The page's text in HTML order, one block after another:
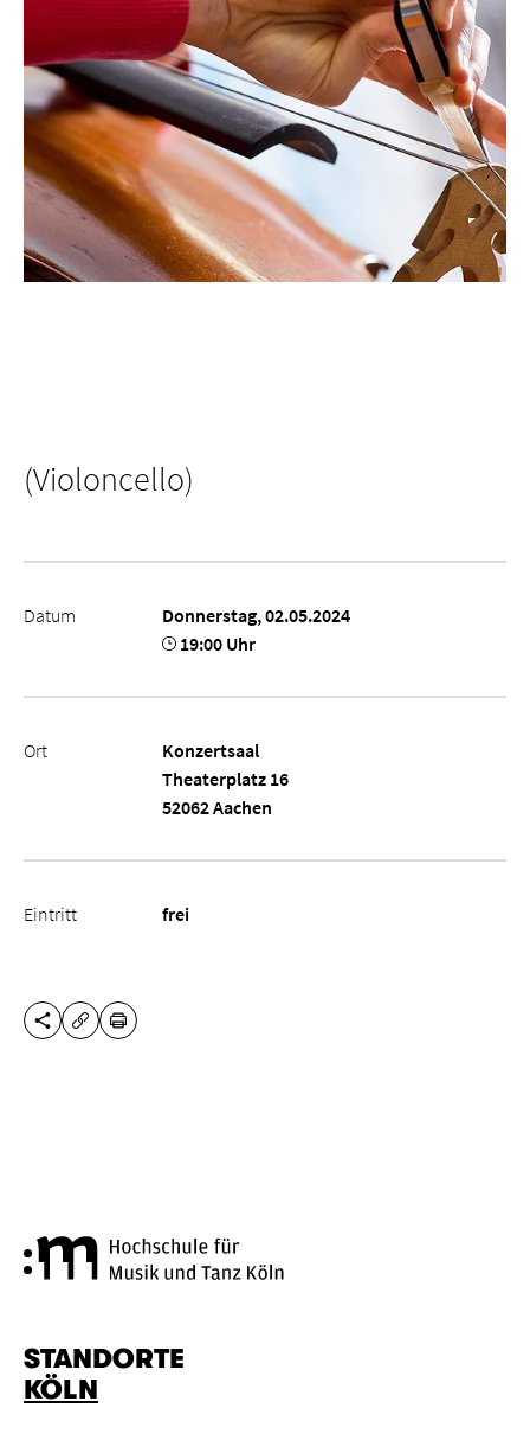
(Violoncello)
Datum
Donnerstag, 02.05.2024
19:00 Uhr
Ort
Konzertsaal
Theaterplatz 16
52062 Aachen
Eintritt frei
DIESE SEITE TEILEN
URL KOPIEREN
DRUCKEN
STANDORTE
KÖLN